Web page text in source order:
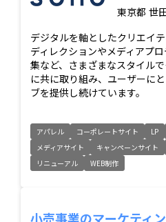
東京都 世
デジタルを軸としたクリエイ
ディレクションやメディアプ
集など、さまざまなスタイル
に共に取り組み、ユーザーに
ブを提供し続けています。
アパレル コーポレートサイト LP
メディアサイト
キャンペーンサイト
リニューアル
WEB制作
小売事業のマーケティ